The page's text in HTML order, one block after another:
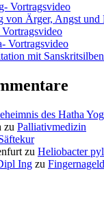
Vortragsvideo
von Ärger, Angst und
Vortragsvideo
mit
des Hatha
zu Palliativmedizin
zu Heliobacter
Ing zu